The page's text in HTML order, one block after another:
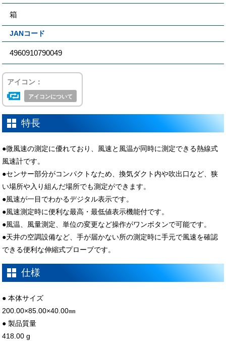
箱
JANコード
4960910790049
アイコン：
アイコンについて
特長
●微風速の測定に優れており、風速と風温が同時に測定できる熱線式
風速計です。
●センサー部分がコンパクトなため、換気ダクト内や吹出口など、狭
い場所や入り組んだ場所でも測定ができます。
●風速が一目でわかるデジタル表示です。
●風速測定時に便利な最高・最低値表示機能付です。
●風温、風量測定、単位の変更など操作がワンボタンで可能です。
●天井の空調設備など、手が届かない所の測定時に手元で風速を確認
できる便利な伸縮式プローブです。
仕様
● 本体サイズ
200.00×85.00×40.00㎜
● 製品質量
418.00 g